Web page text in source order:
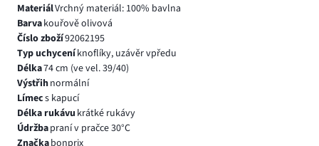
MateriálVrchný materiál: 100% bavlna
Barvakouřově olivová
Číslo zboží92062195
Typ uchyceníknoflíky, uzávěr vpředu
Délka74 cm (ve vel. 39/40)
Výstřihnormální
Límecs kapucí
Délka rukávu krátké rukávy
Údržbapraní v pračce 30°C
Značkabonprix